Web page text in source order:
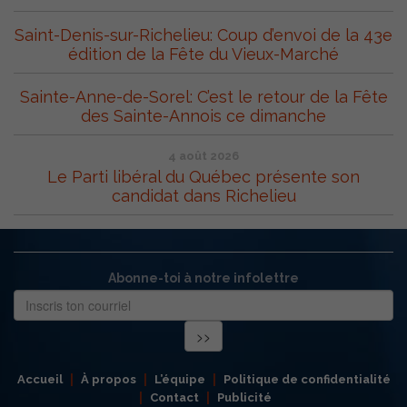
Saint-Denis-sur-Richelieu: Coup d’envoi de la 43e
édition de la Fête du Vieux-Marché
Sainte-Anne-de-Sorel: C’est le retour de la Fête
des Sainte-Annois ce dimanche
4 août 2026
Le Parti libéral du Québec présente son
candidat dans Richelieu
Abonne-toi à notre infolettre
Accueil À propos L’équipe
Politique de confidentialité
Contact
Publicité